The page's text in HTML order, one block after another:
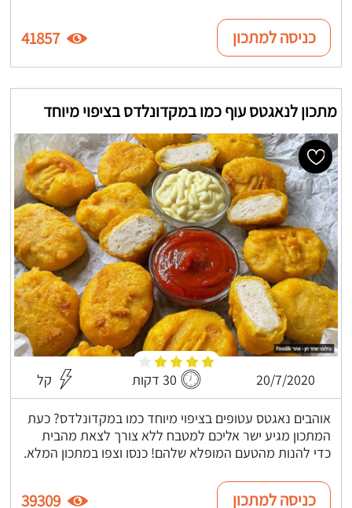
כניסה למתכון 41857
מתכון לנאגטס עוף כמו במקדונלדס בציפוי מיוחד
20/7/2020 30 דקות קל
אוהבים נאגטס עטופים בציפוי מיוחד כמו במקדונלדס? כעת
המתכון מגיע ישר אליכם למטבח ללא צורך לצאת מהבית
כדי להנות מהטעם המופלא שלהם! כנסו וצפו במתכון המלא.
כניסה למתכון 39309